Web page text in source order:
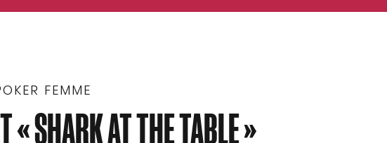
FEMME
« SHARK AT THE TABLE »